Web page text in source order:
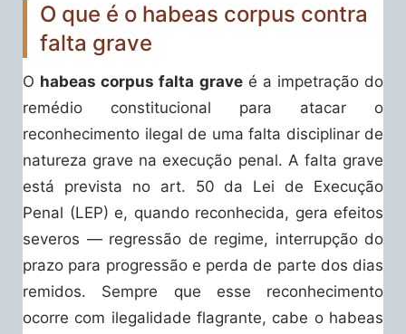
O que é o habeas corpus contra
falta grave
O habeas corpus falta graveé a impetração do
remédio constitucional para atacar o
reconhecimento ilegal de uma falta disciplinar de
natureza grave na execução penal. A falta grave
está prevista no art. 50 da Lei de Execução
Penal (LEP) e, quando reconhecida, gera efeitos
severos — regressão de regime, interrupção do
prazo para progressão e perda de parte dos dias
remidos. Sempre que esse reconhecimento
ocorre com ilegalidade flagrante, cabe o habeas